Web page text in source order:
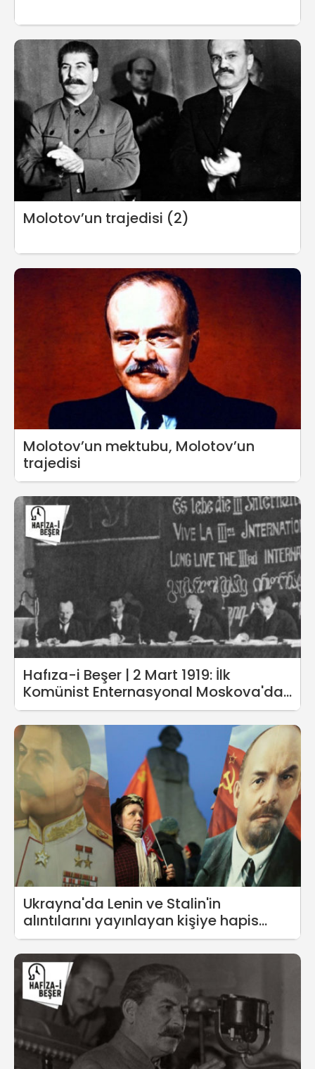
Molotov’un trajedisi (2)
Molotov’un mektubu, Molotov’un
trajedisi
Hafıza-i Beşer | 2 Mart 1919: İlk
Komünist Enternasyonal Moskova'da
toplandı
Ukrayna'da Lenin ve Stalin'in
alıntılarını yayınlayan kişiye hapis
cezası